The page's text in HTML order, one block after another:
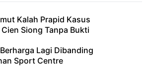
Kalah Prapid Kasus
Siong Tanpa Bukti
Lagi Dibanding
Sport Centre